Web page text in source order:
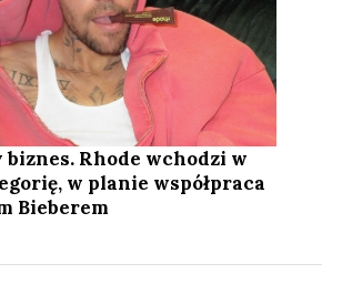
Rhode wchodzi w
w planie współpraca
Bieberem